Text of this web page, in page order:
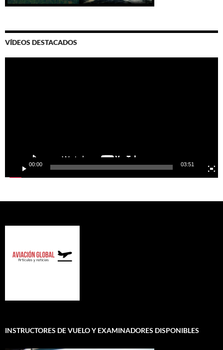
VÍDEOS DESTACADOS
00:00 03:51
INSTRUCTORES DE VUELO Y EXAMINADORES DISPONIBLES